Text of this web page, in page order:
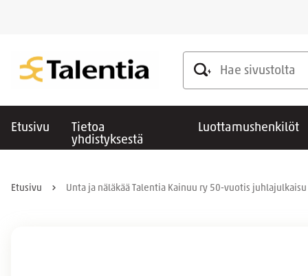
Hae sivustolta
Etusivu
Tietoa
yhdistyksestä
Luottamushenkilöt
Etusivu Unta ja näläkää Talentia Kainuu ry 50-vuotis juhlajulkaisu